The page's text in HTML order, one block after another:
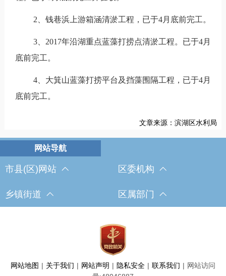
2、钱巷浜上游箱涵清淤工程，已于4月底前完工。
3、2017年沿湖重点蓝藻打捞点清淤工程。已于4月
底前完工。
4、大箕山蓝藻打捞平台及挡藻围隔工程，已于4月
底前完工。
文章来源：滨湖区水利局
市县(区)网站 区委机构
乡镇街道 区属部门
网站地图 | 关于我们 | 网站声明 | 隐私安全 | 联系我们 | 网站访问